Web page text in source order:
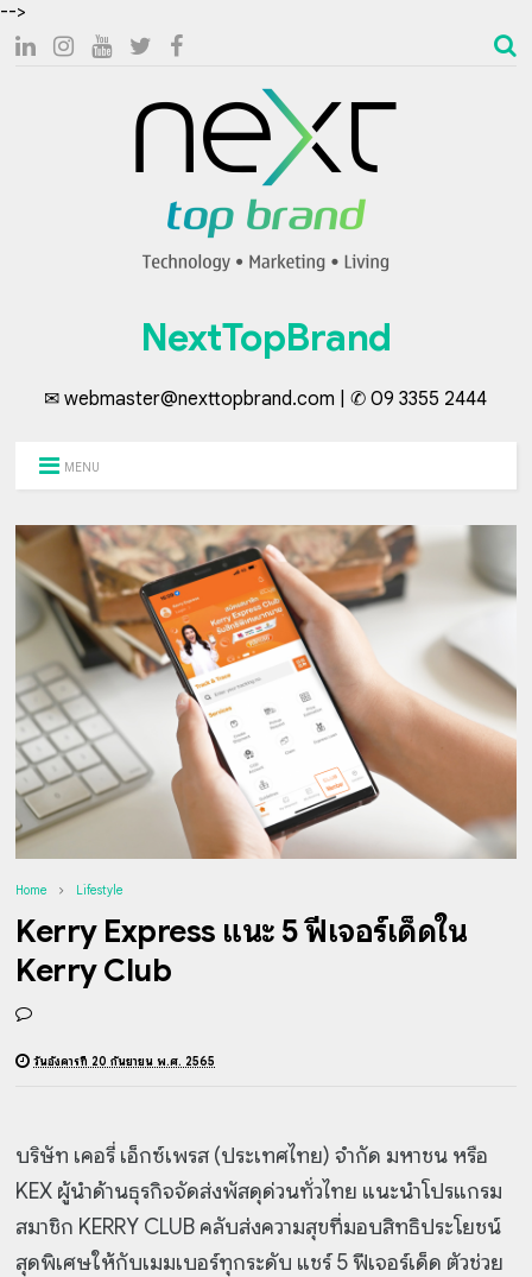
-->
NextTopBrand
✉ webmaster@nexttopbrand.com | ✆ 09 3355 2444
MENU
Home Lifestyle
Kerry Express แนะ 5 ฟีเจอร์เด็ดใน
Kerry Club
วันอังคารที่ 20 กันยายน พ.ศ. 2565
บริษัท เคอรี่ เอ็กซ์เพรส (ประเทศไทย) จำกัด มหาชน หรือ
KEX ผู้นำด้านธุรกิจจัดส่งพัสดุด่วนทั่วไทย แนะนำโปรแกรม
สมาชิก KERRY CLUB คลับส่งความสุขที่มอบสิทธิประโยชน์
สุดพิเศษให้กับเมมเบอร์ทุกระดับ แชร์ 5 ฟีเจอร์เด็ด ตัวช่วย